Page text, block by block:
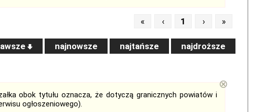
« ‹ 1 › »
najnowsze najtańsze najdroższe
obok tytułu oznacza, że dotyczą granicznych powiatów i
ogłoszeniowego).
⊗